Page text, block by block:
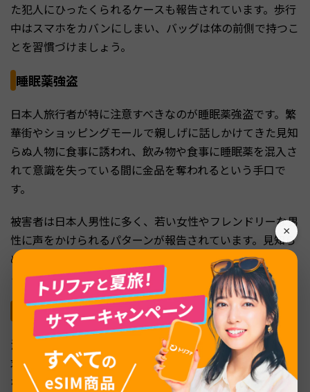
×
た犯人にひったくられるケースも報告されています。歩行
中はスマホをカバンにしまい、バッグは体の前側で持つこ
とを習慣づけましょう。
睡眠薬強盗
日本人旅行者が特に注意すべきなのが睡眠薬強盗です。繁
華街やショッピングモールで親しげに話しかけてきた見知
らぬ人物に食事に誘われ、飲み物や食事に睡眠薬を混入さ
れて意識を失っている間に金品を奪われるという手口で
す。
被害者は日本人男性に多く、若い女性やフレンドリーな男
性に声をかけられるパターンが報告されています。見知ら
ぬ人からの食事の誘いには応じないこと、自分の飲み物か
ら目を離さないことが重要です。
タクシーのぼったくりと悪質ドライバー
流しのタクシーでは、メーターを使わずに法外な料金を請
求される、遠回りされる、到着後に追加料金を要求される
などのトラブルが頻発しています。中にはタクシー内で居